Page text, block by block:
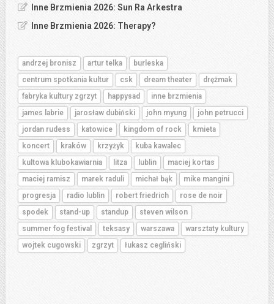
Inne Brzmienia 2026: Sun Ra Arkestra
Inne Brzmienia 2026: Therapy?
andrzej bronisz artur telka
burleska
centrum spotkania kultur
csk dream theater
drężmak
fabryka kultury zgrzyt
happysad
inne brzmienia
james labrie
jarosław dubiński john myung
john petrucci
jordan rudess
katowice kingdom of rock
kmieta
koncert
kraków krzyżyk
kuba kawalec
kultowa klubokawiarnia
litza lublin
maciej kortas
maciej ramisz
marek raduli michał bąk
mike mangini
progresja
radio lublin robert friedrich
rose de noir
spodek
stand-up standup
steven wilson
summer fog festival
teksasy warszawa
warsztaty kultury
wojtek cugowski
zgrzyt łukasz cegliński